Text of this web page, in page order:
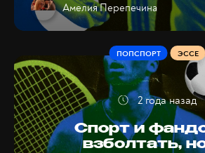
Амелия Перепечина
Спорт и
взболтать,
ПОПСПОРТ ЭССЕ
2 года назад